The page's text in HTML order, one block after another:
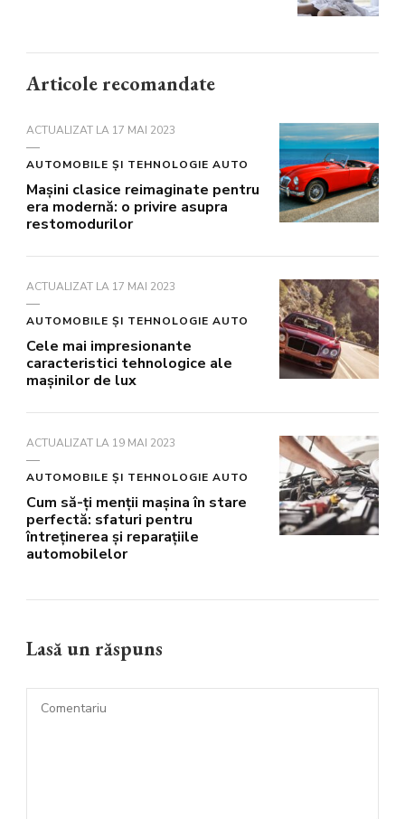
Articole recomandate
ACTUALIZAT LA 17 MAI 2023
AUTOMOBILE ȘI TEHNOLOGIE AUTO
Maşini clasice reimaginate pentru
era modernă: o privire asupra
restomodurilor
ACTUALIZAT LA 17 MAI 2023
AUTOMOBILE ȘI TEHNOLOGIE AUTO
Cele mai impresionante
caracteristici tehnologice ale
mașinilor de lux
ACTUALIZAT LA 19 MAI 2023
AUTOMOBILE ȘI TEHNOLOGIE AUTO
Cum să-ți menții mașina în stare
perfectă: sfaturi pentru
întreținerea și reparațiile
automobilelor
Lasă un răspuns